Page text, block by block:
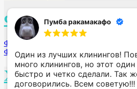
Ф
Фролово
Фрязино
Х
Пумба ракамакафо
Один из лучших клинингов!
много клинингов, но этот
быстро и четко сделали. Так
договорились. Всем советую!!!